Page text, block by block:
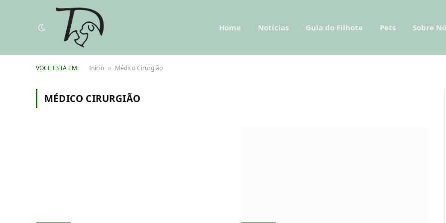
Home Notícias Guia do Filhote Pets Sobre
VOCÊ ESTÁ EM: Início » Médico Cirurgião
MÉDICO CIRURGIÃO